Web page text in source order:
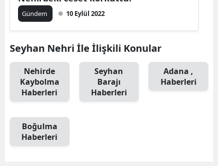
Tunceli
Uşak
Van
Gündem 10 Eylül 2022
Seyhan Nehri İle İlişkili Konular
Nehirde
Kaybolma
Haberleri
Seyhan
Barajı
Haberleri
Adana ,
Haberleri
Boğulma
Haberleri